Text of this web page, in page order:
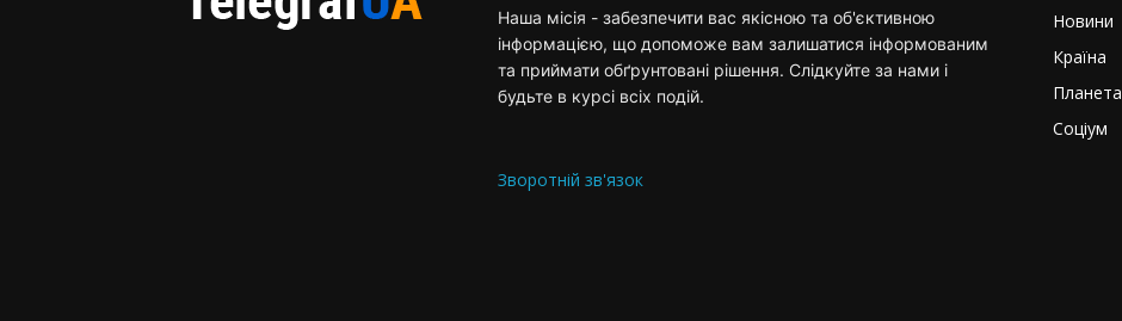
Наша місія - забезпечити вас якісною та об'єктивною
інформацією, що допоможе вам залишатися інформованим
та приймати обґрунтовані рішення. Слідкуйте за нами і
будьте в курсі всіх подій.
Зворотній зв'язок
Новини
Країна
Планета
Соціум